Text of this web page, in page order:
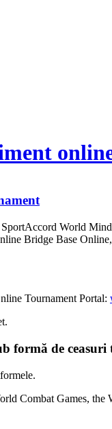
World
Bridge Base
Tournament Portal:
formă de
Combat Games,